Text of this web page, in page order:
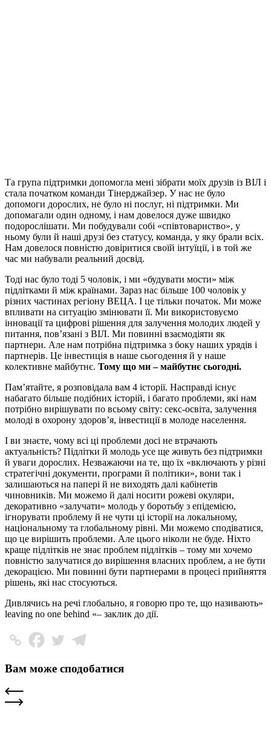
Та група підтримки допомогла мені зібрати моїх друзів із ВІЛ і
стала початком команди Тінерджайзер. У нас не було
допомоги дорослих, не було ні послуг, ні підтримки. Ми
допомагали один одному, і нам довелося дуже швидко
подорослішати. Ми побудували собі «співтовариство», у
ньому були й наші друзі без статусу, команда, у яку брали всіх.
Нам довелося повністю довіритися своїй інтуїції, і в той же
час ми набували реальний досвід.
Тоді нас було тоді 5 чоловік, і ми «будувати мости» між
підлітками й між країнами. Зараз нас більше 100 чоловік у
різних частинах регіону ВЕЦА. І це тільки початок. Ми може
впливати на ситуацію змінювати її. Ми використовуємо
інновації та цифрові рішення для залучення молодих людей у
питання, пов’язані з ВІЛ. Ми повинні взаємодіяти як
партнери. Але нам потрібна підтримка з боку наших урядів і
партнерів. Це інвестиція в наше сьогодення й у наше
колективне майбутнє. Тому що ми – майбутнє сьогодні.
Пам’ятайте, я розповідала вам 4 історії. Насправді існує
набагато більше подібних історій, і багато проблеми, які нам
потрібно вирішувати по всьому світу: секс-освіта, залучення
молоді в охорону здоров’я, інвестиції в молоде населення.
І ви знаєте, чому всі ці проблеми досі не втрачають
актуальність? Підлітки й молодь усе ще живуть без підтримки
й уваги дорослих. Незважаючи на те, що їх «включають у різні
стратегічні документи, програми й політики», вони так і
залишаються на папері й не виходять далі кабінетів
чиновників. Ми можемо й далі носити рожеві окуляри,
декоративно «залучати» молодь у боротьбу з епідемією,
ігнорувати проблему й не чути ці історії на локальному,
національному та глобальному рівні. Ми можемо сподіватися,
що це вирішить проблеми. Але цього ніколи не буде. Ніхто
краще підлітків не знає проблем підлітків – тому ми хочемо
повністю залучатися до вирішення власних проблем, а не бути
декорацією. Ми повинні бути партнерами в процесі прийняття
рішень, які нас стосуються.
Дивлячись на речі глобально, я говорю про те, що називають»
leaving no one behind «– заклик до дії.
Вам може сподобатися